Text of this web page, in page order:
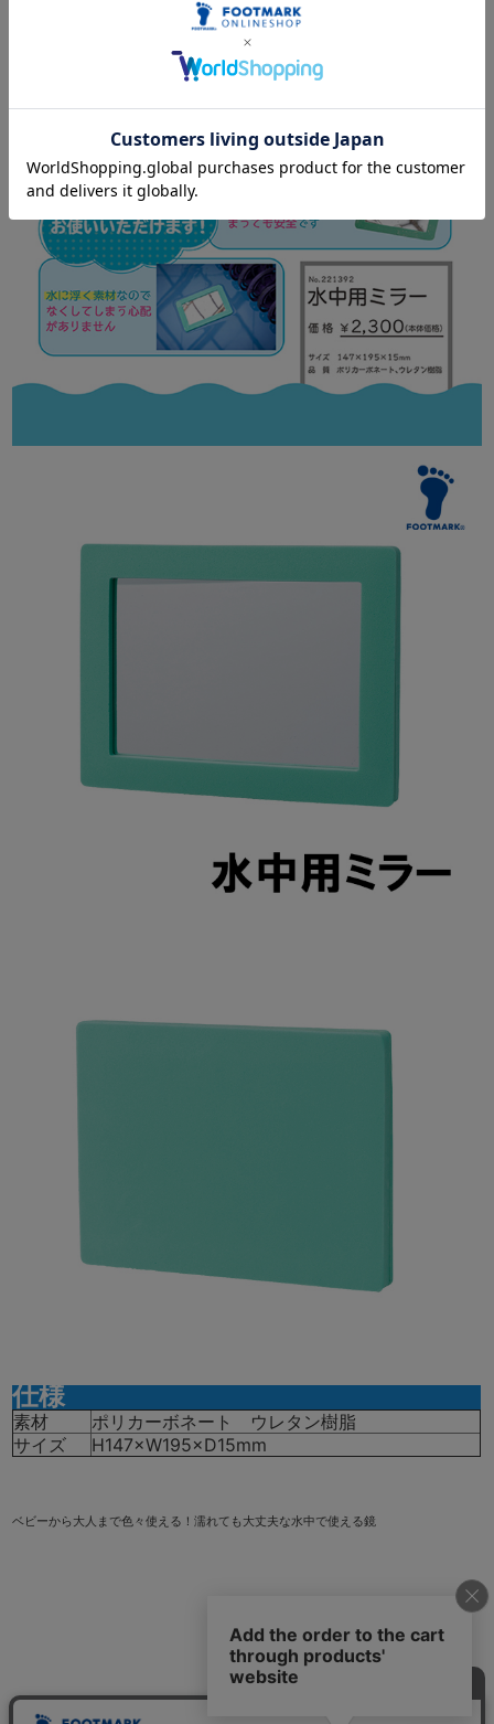
仕様
素材
ポリカーボネート ウレタン樹脂
サイズ
H147×W195×D15mm
ベビーから大人まで色々使える！濡れても大丈夫な水中で使える鏡